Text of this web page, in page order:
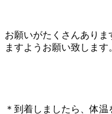
お願いがたくさんあり
ますようお願い致します
＊到着しましたら、体温